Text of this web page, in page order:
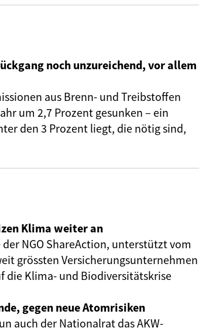
noch unzureichend, vor allem
aus Brenn- und Treibstoffen
um 2,7 Prozent gesunken – ein
den 3 Prozent liegt, die nötig sind,
Klima weiter an
NGO ShareAction, unterstützt vom
grössten Versicherungsunternehmen
die Klima- und Biodiversitätskrise
gegen neue Atomrisiken
auch der Nationalrat das AKW-